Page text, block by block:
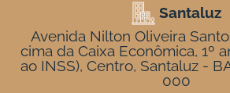
Santaluz
Avenida Nilton Oliveira
cima da Caixa Econômica, 1º
ao INSS), Centro, Santaluz -
000